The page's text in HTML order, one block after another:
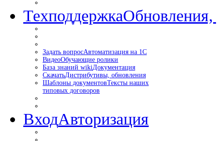
Техподдержка
Задать вопросАвтоматизация на 1С
ВидеоОбучающие ролики
База знаний wikiДокументация
СкачатьДистрибутивы, обновления
Шаблоны документовТексты наших
типовых договоров
ВходАвторизация